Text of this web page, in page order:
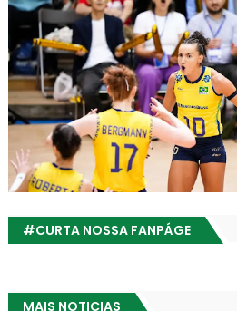
#CURTA NOSSA FANPÁGE
MAIS NOTICIAS